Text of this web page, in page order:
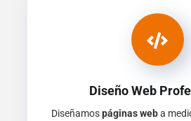
Diseño Web
Diseñamospáginas weba